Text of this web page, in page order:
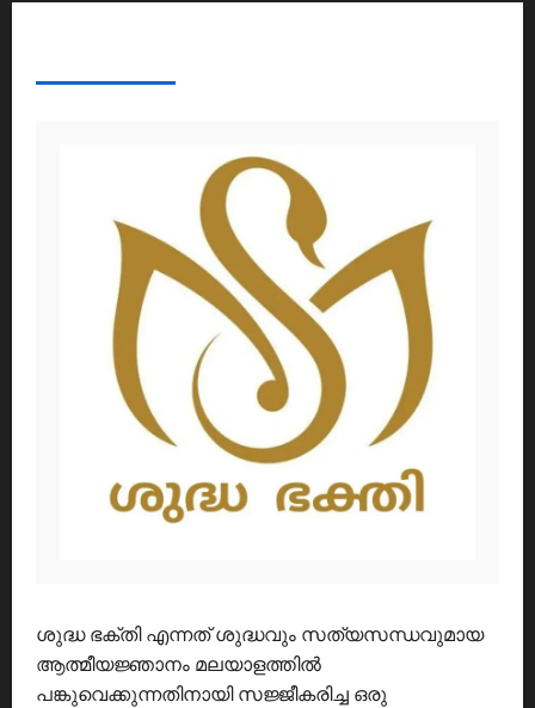
ശുദ്ധ ഭക്തി എന്നത് ശുദ്ധവും സത്യസന്ധവുമായ
ആത്മീയജ്ഞാനം മലയാളത്തിൽ
പങ്കുവെക്കുന്നതിനായി സജ്ജീകരിച്ച ഒരു